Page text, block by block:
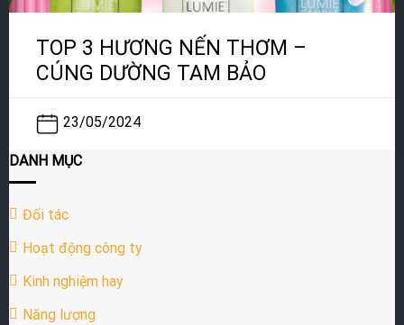
TOP 3 HƯƠNG NẾN THƠM –
CÚNG DƯỜNG TAM BẢO
23/05/2024
DANH MỤC
Đối tác
Hoạt động công ty
Kinh nghiệm hay
Năng lượng